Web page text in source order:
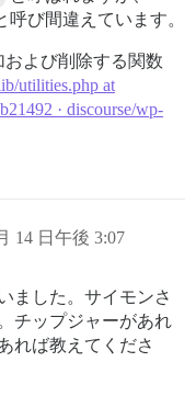
呼び間違えています。
よび削除する関数
utilities.php at
· discourse/wp-
14 日午後 3:07
ました。サイモンさ
チップジャーがあれ
れば教えてくださ